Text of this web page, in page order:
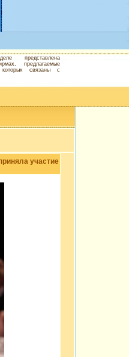
представлена
предлагаемые
связаны с
участие